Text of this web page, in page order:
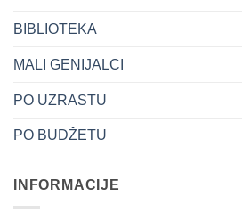
BIBLIOTEKA
MALI GENIJALCI
PO UZRASTU
PO BUDŽETU
INFORMACIJE